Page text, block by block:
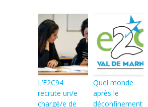
L’E2C94
recrute un/e
chargé/e de
Quel monde
après le
déconfinement